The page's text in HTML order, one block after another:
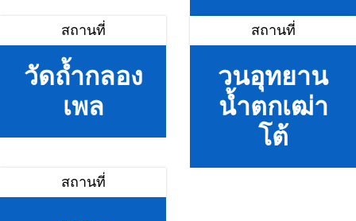
สถานที่
วัดถ้ำกลอง
เพล
สถานที่
วนอุทยาน
น้ำตกเฒ่า
โต้
สถานที่